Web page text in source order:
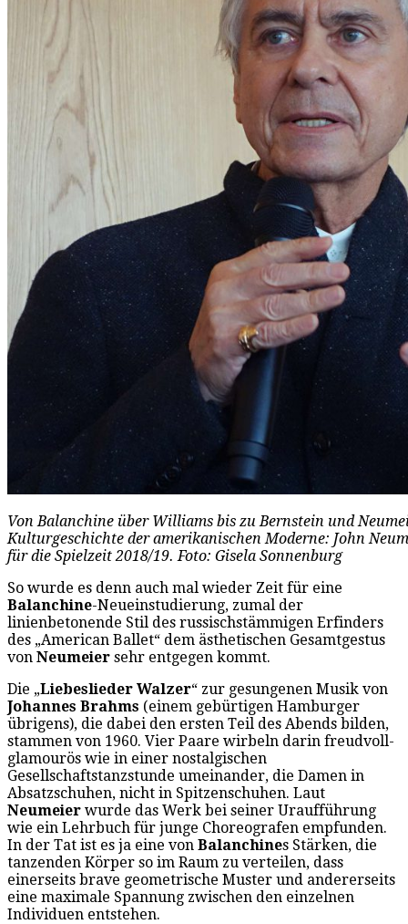
Von Balanchine über Williams bis zu Bernstein und
Kulturgeschichte der amerikanischen Moderne: John
für die Spielzeit 2018/19. Foto: Gisela Sonnenburg
So wurde es denn auch mal wieder Zeit für eine
Balanchine-Neueinstudierung, zumal der
linienbetonende Stil des russischstämmigen Erfinders
des „American Ballet“ dem ästhetischen Gesamtgestus
von Neumeier sehr entgegen kommt.
Die „Liebeslieder Walzer“ zur gesungenen Musik von
Johannes Brahms (einem gebürtigen Hamburger
übrigens), die dabei den ersten Teil des Abends bilden,
stammen von 1960. Vier Paare wirbeln darin freudvoll-
glamourös wie in einer nostalgischen
Gesellschaftstanzstunde umeinander, die Damen in
Absatzschuhen, nicht in Spitzenschuhen. Laut
Neumeier wurde das Werk bei seiner Uraufführung
wie ein Lehrbuch für junge Choreografen empfunden.
In der Tat ist es ja eine von Balanchines Stärken, die
tanzenden Körper so im Raum zu verteilen, dass
einerseits brave geometrische Muster und andererseits
eine maximale Spannung zwischen den einzelnen
Individuen entstehen.